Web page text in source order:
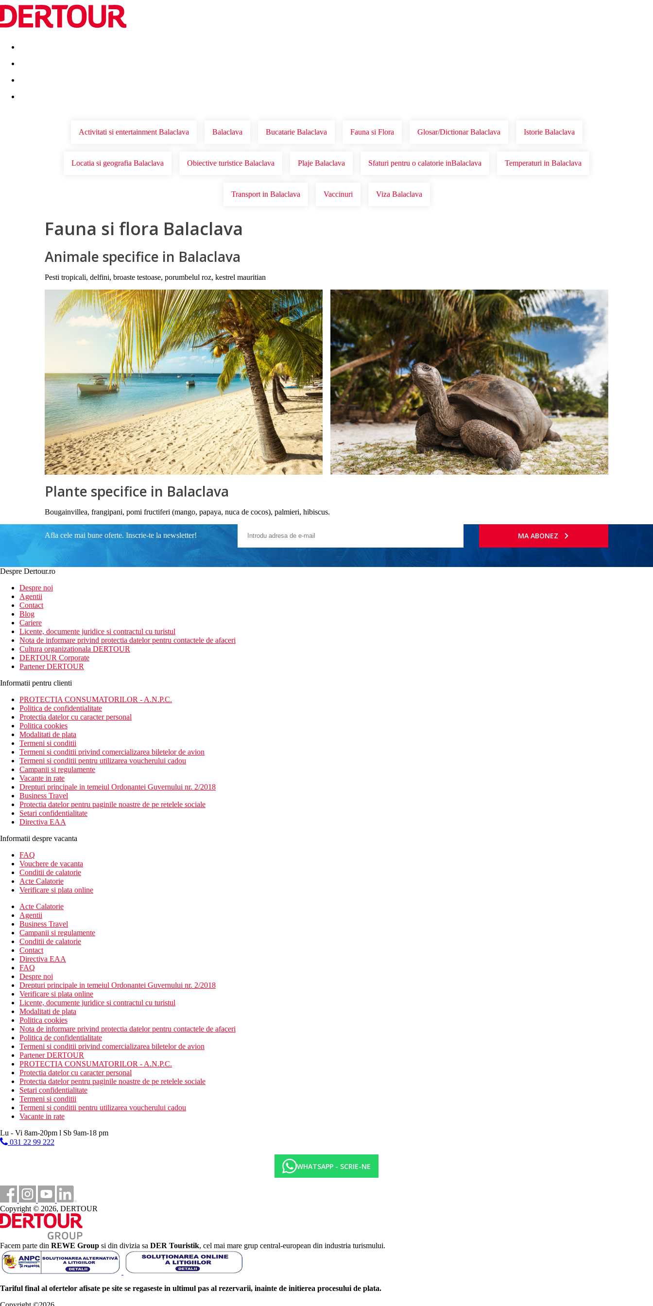
Destinatii Vacanta perfecta OFERTE DE NERATAT
Activitati si entertainment Balaclava Balaclava Bucatarie Balaclava Fauna si Flora Glosar/Dictionar Balaclava Istorie Balaclava
Locatia si geografia Balaclava Obiective turistice Balaclava Plaje Balaclava Sfaturi pentru o calatorie inBalaclava Temperaturi in Balaclava
Transport in Balaclava Vaccinuri Viza Balaclava
Fauna si flora Balaclava
Animale specifice in Balaclava
Pesti tropicali, delfini, broaste testoase, porumbelul roz, kestrel mauritian
Plante specifice in Balaclava
Bougainvillea, frangipani, pomi fructiferi (mango, papaya, nuca de cocos), palmieri, hibiscus.
Afla cele mai bune oferte. Inscrie-te la newsletter! MA ABONEZ
Despre Dertour.ro
Despre noi
Agentii
Contact
Blog
Cariere
Licente, documente juridice si contractul cu turistul
Nota de informare privind protectia datelor pentru contactele de afaceri
Cultura organizationala DERTOUR
DERTOUR Corporate
Partener DERTOUR
Informatii pentru clienti
PROTECTIA CONSUMATORILOR - A.N.P.C.
Politica de confidentialitate
Protectia datelor cu caracter personal
Politica cookies
Modalitati de plata
Termeni si conditii
Termeni si conditii privind comercializarea biletelor de avion
Termeni si conditii pentru utilizarea voucherului cadou
Campanii si regulamente
Vacante in rate
Drepturi principale in temeiul Ordonantei Guvernului nr. 2/2018
Business Travel
Protectia datelor pentru paginile noastre de pe retelele sociale
Setari confidentialitate
Directiva EAA
Informatii despre vacanta
FAQ
Vouchere de vacanta
Conditii de calatorie
Acte Calatorie
Verificare si plata online
Acte Calatorie
Agentii
Business Travel
Campanii si regulamente
Conditii de calatorie
Contact
Directiva EAA
FAQ
Despre noi
Drepturi principale in temeiul Ordonantei Guvernului nr. 2/2018
Verificare si plata online
Licente, documente juridice si contractul cu turistul
Modalitati de plata
Politica cookies
Nota de informare privind protectia datelor pentru contactele de afaceri
Politica de confidentialitate
Termeni si conditii privind comercializarea biletelor de avion
Partener DERTOUR
PROTECTIA CONSUMATORILOR - A.N.P.C.
Protectia datelor cu caracter personal
Protectia datelor pentru paginile noastre de pe retelele sociale
Setari confidentialitate
Termeni si conditii
Termeni si conditii pentru utilizarea voucherului cadou
Vacante in rate
Lu - Vi 8am-20pm l Sb 9am-18 pm
031 22 99 222
WHATSAPP - SCRIE-NE
Copyright © 2026, DERTOUR
Facem parte din REWE Group si din divizia sa DER Touristik, cel mai mare grup central-european din industria turismului.
Tariful final al ofertelor afisate pe site se regaseste in ultimul pas al rezervarii, inainte de initierea procesului de plata.